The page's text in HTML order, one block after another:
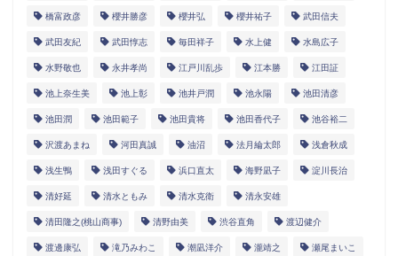
橋富政彦 櫻井勝彦 櫻井弘 櫻井祐子 武田信夫
武田友紀 武田惇志 毎田祥子 水上健 水島広子
水野敬也 永井孝尚 江戸川乱歩 江本勝 江田証
池上奈生美 池上彰 池井戸潤 池永陽 池田清彦
池田潤 池田範子 池田貴将 池田香代子 池谷裕二
沢渡あまね 河田真誠 油沼 法月綸太郎 浅倉秋成
浅生鴨 浅田すぐる 浜口直太 海野凪子 淀川長治
清好延 清水ともみ 清水克衛 清永安雄
清田隆之(桃山商事) 清野由美 渋谷直角 渡辺健介
渡邊康弘 滝乃みわこ 潮凪洋介 瀧靖之 瀬尾まいこ